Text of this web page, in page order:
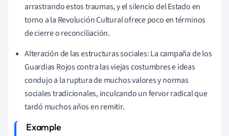
arrastrando estos traumas, y el silencio del Estado en
torno a la Revolución Cultural ofrece poco en términos
de cierre o reconciliación.
Alteración de las estructuras sociales: La campaña de los
Guardias Rojos contra las viejas costumbres e ideas
condujo a la ruptura de muchos valores y normas
sociales tradicionales, inculcando un fervor radical que
tardó muchos años en remitir.